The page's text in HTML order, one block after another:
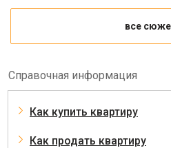
все
Справочная информация
Как купить квартиру
Как продать квартиру